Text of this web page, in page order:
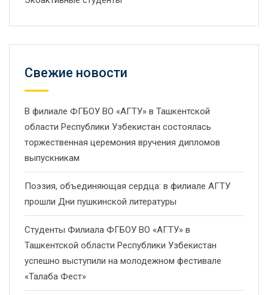
Свежие новости
В филиале ФГБОУ ВО «АГТУ» в Ташкентской
области Республики Узбекистан состоялась
торжественная церемония вручения дипломов
выпускникам
Поэзия, объединяющая сердца: в филиале АГТУ
прошли Дни пушкинской литературы
Студенты Филиала ФГБОУ ВО «АГТУ» в
Ташкентской области Республики Узбекистан
успешно выступили на молодежном фестивале
«Талаба Фест»